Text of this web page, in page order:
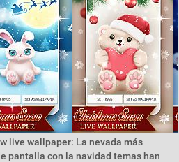
live wallpaper: La nevada más
pantalla con la navidad temas han